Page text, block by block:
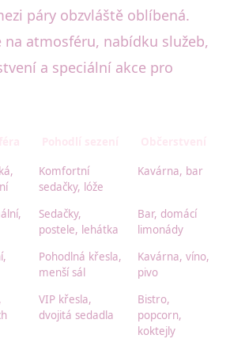
páry obzvláště oblíbená.
na atmosféru, nabídku služeb,
a speciální akce pro
Komfortní
sedačky, lóže
Kavárna, bar
Sedačky,
postele, lehátka
Bar, domácí
limonády
Pohodlná křesla,
menší sál
Kavárna, víno,
pivo
VIP křesla,
dvojitá sedadla
Bistro,
popcorn,
koktejly